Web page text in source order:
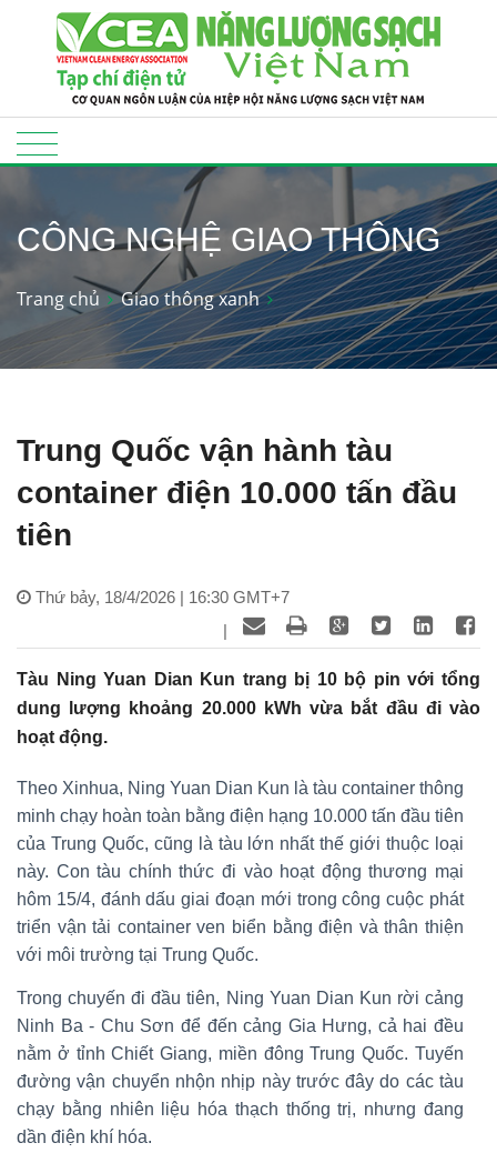
CÔNG NGHỆ GIAO THÔNG
Trang chủ Giao thông xanh
Trung Quốc vận hành tàu
container điện 10.000 tấn đầu
tiên
Thứ bảy, 18/4/2026 | 16:30 GMT+7
|
Tàu Ning Yuan Dian Kun trang bị 10 bộ pin với tổng
dung lượng khoảng 20.000 kWh vừa bắt đầu đi vào
hoạt động.
Theo Xinhua, Ning Yuan Dian Kun là tàu container thông
minh chạy hoàn toàn bằng điện hạng 10.000 tấn đầu tiên
của Trung Quốc, cũng là tàu lớn nhất thế giới thuộc loại
này. Con tàu chính thức đi vào hoạt động thương mại
hôm 15/4, đánh dấu giai đoạn mới trong công cuộc phát
triển vận tải container ven biển bằng điện và thân thiện
với môi trường tại Trung Quốc.
Trong chuyến đi đầu tiên, Ning Yuan Dian Kun rời cảng
Ninh Ba - Chu Sơn để đến cảng Gia Hưng, cả hai đều
nằm ở tỉnh Chiết Giang, miền đông Trung Quốc. Tuyến
đường vận chuyển nhộn nhịp này trước đây do các tàu
chạy bằng nhiên liệu hóa thạch thống trị, nhưng đang
dần điện khí hóa.